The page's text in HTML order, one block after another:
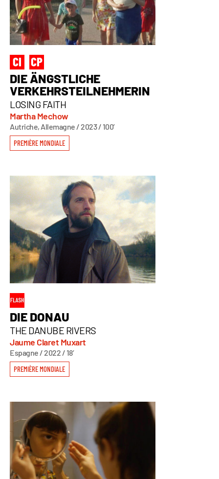
DIE ÄNGSTLICHE
VERKEHRSTEILNEHMERIN
LOSING FAITH
Martha Mechow
Autriche, Allemagne / 2023 / 100’
PREMIÈRE MONDIALE
DIE DONAU
THE DANUBE RIVERS
Jaume Claret Muxart
Espagne / 2022 / 18’
PREMIÈRE MONDIALE